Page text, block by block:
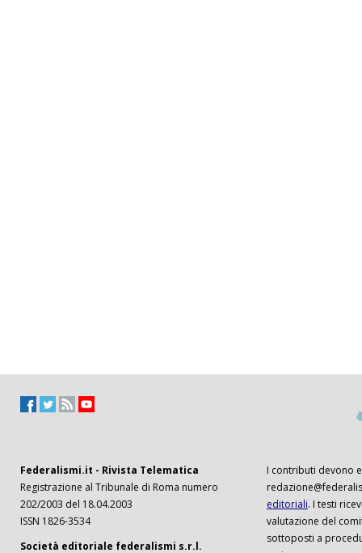
Federalismi.it - Rivista Telematica
Registrazione al Tribunale di Roma numero
202/2003 del 18.04.2003
ISSN 1826-3534
Società editoriale federalismi s.r.l.
I contributi devono
editoriali. I testi
valutazione del
sottoposti a